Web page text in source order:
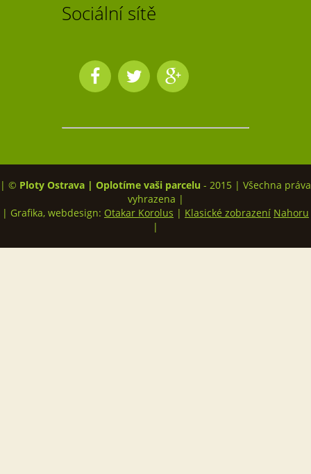
Sociální sítě
| © Ploty Ostrava | Oplotíme vaši parcelu - 2015 | Všechna práva
vyhrazena |
| Grafika, webdesign: Otakar Korolus | Klasické zobrazení Nahoru
|